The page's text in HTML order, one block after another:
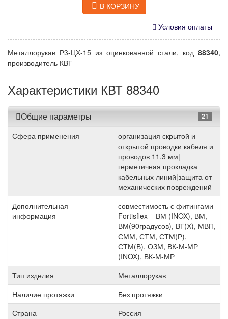
В КОРЗИНУ
Условия оплаты
Металлорукав Р3-ЦХ-15 из оцинкованной стали, код 88340,
производитель КВТ
Характеристики КВТ 88340
Общие параметры 21
Сфера применения
организация скрытой и
открытой проводки кабеля и
проводов 11.3 мм|
герметичная прокладка
кабельных линий|защита от
механических повреждений
Дополнительная
информация
совместимость с фитингами
Fortisflex – ВМ (INOX), ВМ,
ВМ(90градусов), ВТ(Х), МВП,
СММ, СТМ, СТМ(Р),
СТМ(В), ОЗМ, ВК-М-МР
(INOX), ВК-М-МР
Тип изделия
Металлорукав
Наличие протяжки
Без протяжки
Страна
Россия